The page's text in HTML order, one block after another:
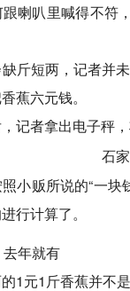
喇叭里喊得不符
斤短两，记者并
蕉六元钱。
记者拿出电子秤
小贩所说的“一
行计算了。
年就有
1元1斤香蕉并不